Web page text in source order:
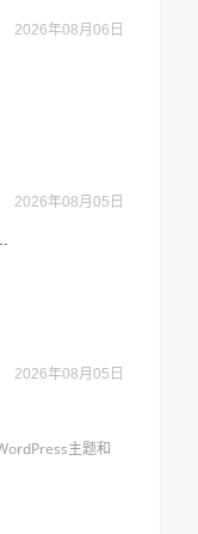
2026年08月06日
2026年08月05日
2026年08月05日
主题和